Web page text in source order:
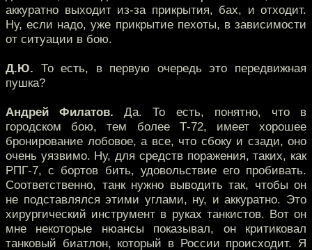
аккуратно выходит из-за прикрытия, бах, и отходит.
Ну, если надо, уже прикрытие пехоты, в зависимости
от ситуации в бою.
Д.Ю. То есть, в первую очередь это передвижная
пушка?
Андрей Филатов. Да. То есть, понятно, что в
городском бою, тем более Т-72, имеет хорошее
бронирование лобовое, а все, что сбоку и сзади, оно
очень уязвимо. Ну, для средств поражения, таких, как
РПГ-7, с бортов бить, удовольствие его пробивать.
Соответственно, танк нужно выводить так, чтобы он
не подставлялся этими углами, ну, и аккуратно. Это
хирургический инструмент в руках танкистов. Вот он
мне некоторые нюансы показывал, он критиковал
танковый биатлон, который в России происходит. Я